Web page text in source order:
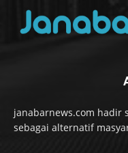
janabarnews.com hadir
sebagai alternatif